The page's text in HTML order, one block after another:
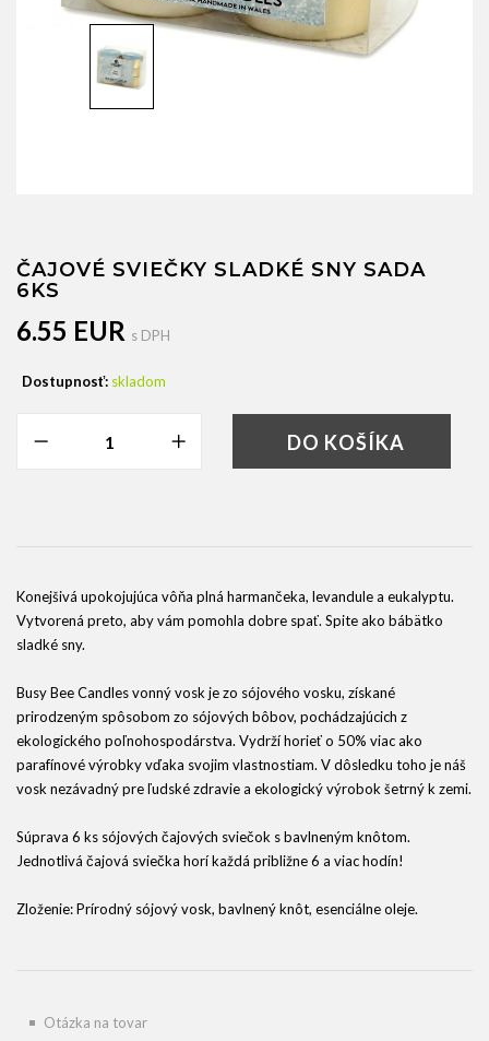
ČAJOVÉ SVIEČKY SLADKÉ SNY SADA
6KS
6.55 EUR s DPH
Dostupnosť: skladom
DO KOŠÍKA
Konejšivá upokojujúca vôňa plná harmančeka, levandule a eukalyptu.
Vytvorená preto, aby vám pomohla dobre spať. Spite ako bábätko
sladké sny.
Busy Bee Candles vonný vosk je zo sójového vosku, získané
prirodzeným spôsobom zo sójových bôbov, pochádzajúcich z
ekologického poľnohospodárstva. Vydrží horieť o 50% viac ako
parafínové výrobky vďaka svojim vlastnostiam. V dôsledku toho je náš
vosk nezávadný pre ľudské zdravie a ekologický výrobok šetrný k zemi.
Súprava 6 ks sójových čajových sviečok s bavlneným knôtom.
Jednotlivá čajová sviečka horí každá približne 6 a viac hodín!
Zloženie: Prírodný sójový vosk, bavlnený knôt, esenciálne oleje.
Otázka na tovar